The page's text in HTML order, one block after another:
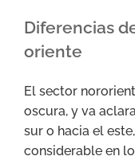
Diferencias
oriente
El sector
oscura, y va
sur o hacia el
considerable en